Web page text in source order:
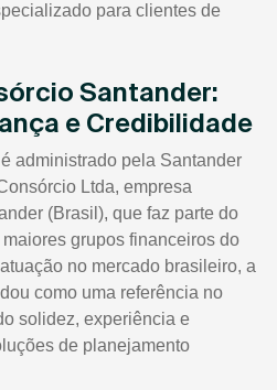
para clientes de
Santander:
e Credibilidade
é administrado pela Santander
Ltda, empresa
(Brasil), que faz parte do
grupos financeiros do
no mercado brasileiro, a
como uma referência no
solidez, experiência e
de planejamento